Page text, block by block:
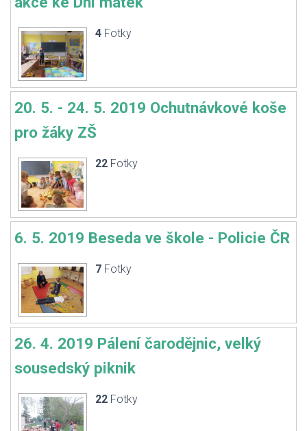
4 Fotky
20. 5. - 24. 5. 2019 Ochutnávkové koše
pro žáky ZŠ
22 Fotky
6. 5. 2019 Beseda ve škole - Policie ČR
7 Fotky
26. 4. 2019 Pálení čarodějnic, velký
sousedský piknik
22 Fotky